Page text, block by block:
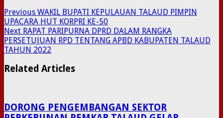
Previous WAKIL BUPATI KEPULAUAN TALAUD PIMPIN
UPACARA HUT KORPRI KE-50
Next RAPAT PARIPURNA DPRD DALAM RANGKA
PERSETUJUAN RPD TENTANG APBD KABUPATEN TALAUD
TAHUN 2022
Related Articles
DORONG PENGEMBANGAN SEKTOR